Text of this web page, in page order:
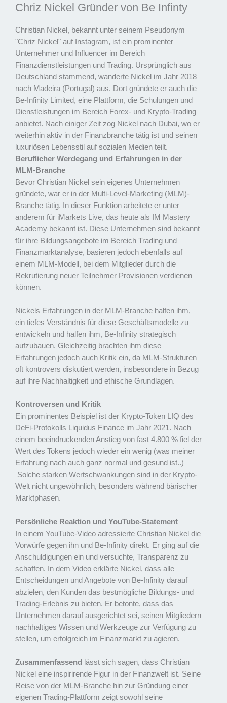
Chriz Nickel Gründer von Be Infinty
Christian Nickel, bekannt unter seinem Pseudonym
"Chriz Nickel" auf Instagram, ist ein prominenter
Unternehmer und Influencer im Bereich
Finanzdienstleistungen und Trading. Ursprünglich aus
Deutschland stammend, wanderte Nickel im Jahr 2018
nach Madeira (Portugal) aus. Dort gründete er auch die
Be-Infinity Limited, eine Plattform, die Schulungen und
Dienstleistungen im Bereich Forex- und Krypto-Trading
anbietet. Nach einiger Zeit zog Nickel nach Dubai, wo er
weiterhin aktiv in der Finanzbranche tätig ist und seinen
luxuriösen Lebensstil auf sozialen Medien teilt.
Beruflicher Werdegang und Erfahrungen in der
MLM-Branche
Bevor Christian Nickel sein eigenes Unternehmen
gründete, war er in der Multi-Level-Marketing (MLM)-
Branche tätig. In dieser Funktion arbeitete er unter
anderem für iMarkets Live, das heute als IM Mastery
Academy bekannt ist. Diese Unternehmen sind bekannt
für ihre Bildungsangebote im Bereich Trading und
Finanzmarktanalyse, basieren jedoch ebenfalls auf
einem MLM-Modell, bei dem Mitglieder durch die
Rekrutierung neuer Teilnehmer Provisionen verdienen
können.
Nickels Erfahrungen in der MLM-Branche halfen ihm,
ein tiefes Verständnis für diese Geschäftsmodelle zu
entwickeln und halfen ihm, Be-Infinity strategisch
aufzubauen. Gleichzeitig brachten ihm diese
Erfahrungen jedoch auch Kritik ein, da MLM-Strukturen
oft kontrovers diskutiert werden, insbesondere in Bezug
auf ihre Nachhaltigkeit und ethische Grundlagen.
Kontroversen und Kritik
Ein prominentes Beispiel ist der Krypto-Token LIQ des
DeFi-Protokolls Liquidus Finance im Jahr 2021. Nach
einem beeindruckenden Anstieg von fast 4.800 % fiel der
Wert des Tokens jedoch wieder ein wenig (was meiner
Erfahrung nach auch ganz normal und gesund ist..)
Solche starken Wertschwankungen sind in der Krypto-
Welt nicht ungewöhnlich, besonders während bärischer
Marktphasen.
Persönliche Reaktion und YouTube-Statement
In einem YouTube-Video adressierte Christian Nickel die
Vorwürfe gegen ihn und Be-Infinity direkt. Er ging auf die
Anschuldigungen ein und versuchte, Transparenz zu
schaffen. In dem Video erklärte Nickel, dass alle
Entscheidungen und Angebote von Be-Infinity darauf
abzielen, den Kunden das bestmögliche Bildungs- und
Trading-Erlebnis zu bieten. Er betonte, dass das
Unternehmen darauf ausgerichtet sei, seinen Mitgliedern
nachhaltiges Wissen und Werkzeuge zur Verfügung zu
stellen, um erfolgreich im Finanzmarkt zu agieren.
Zusammenfassend
lässt sich sagen, dass Christian
Nickel eine inspirirende Figur in der Finanzwelt ist. Seine
Reise von der MLM-Branche hin zur Gründung einer
eigenen Trading-Plattform zeigt sowohl seine